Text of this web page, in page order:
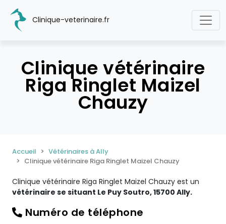
Clinique-veterinaire.fr
Clinique vétérinaire
Riga Ringlet Maizel
Chauzy
Accueil
Vétérinaires à Ally
Clinique vétérinaire Riga Ringlet Maizel Chauzy
Clinique vétérinaire Riga Ringlet Maizel Chauzy est un
vétérinaire se situant Le Puy Soutro, 15700 Ally.
Numéro de téléphone